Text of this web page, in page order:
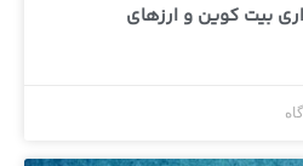
بیت کوین و ارزهای